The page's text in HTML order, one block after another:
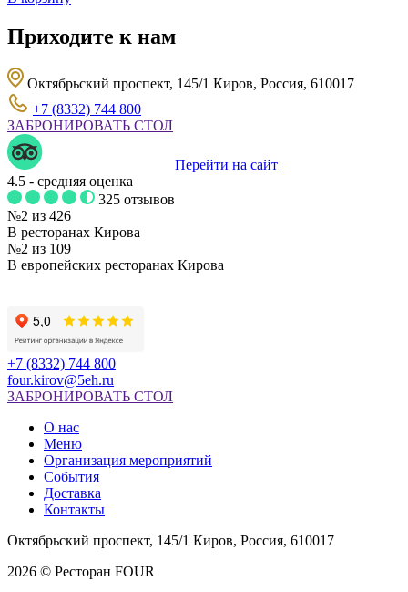
Приходите к нам
Октябрьский проспект, 145/1 Киров, Россия, 610017
+7 (8332) 744 800
ЗАБРОНИРОВАТЬ СТОЛ
Перейти на сайт
4.5 - средняя оценка
325 отзывов
№2 из 426
В ресторанах Кирова
№2 из 109
В европейских ресторанах Кирова
+7 (8332) 744 800
four.kirov@5eh.ru
ЗАБРОНИРОВАТЬ СТОЛ
О нас
Меню
Организация мероприятий
События
Доставка
Контакты
Октябрьский проспект, 145/1 Киров, Россия, 610017
2026 © Ресторан FOUR